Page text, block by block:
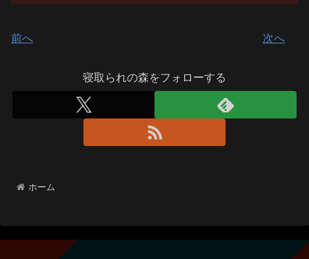
前へ 次へ
寝取られの森をフォローする
ホーム